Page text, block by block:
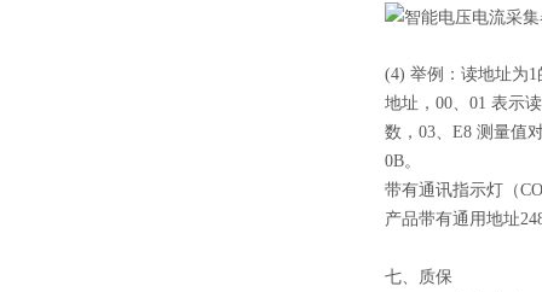
(4) 举例：读地址为1
地址，00、01 表示
数，03、E8 测量值
0B。
带有通讯指示灯（
产品带有通用地址
七、质保